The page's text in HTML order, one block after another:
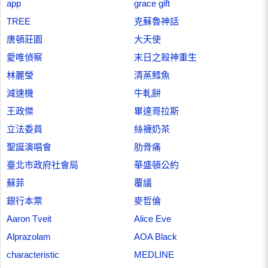
app
grace gift
TREE
克蘇魯神話
唐頓莊園
大天使
愛唯偵察
末日之殺神重生
林麗瑩
清蒸鱈魚
減速機
牛軋餅
王政傑
畢達哥拉斯
立法委員
絲襪奶茶
聖誕演唱會
肋骨痛
臺北市政府社會局
華盛頓公約
蘇菲
覆議
銀行本票
麥哲倫
Aaron Tveit
Alice Eve
Alprazolam
AOA Black
characteristic
MEDLINE